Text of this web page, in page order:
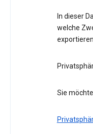
In dieser
welche
Sie